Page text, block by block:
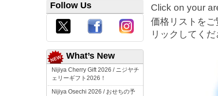
Follow Us
What’s New
Nijiya Cherry Gift 2026 / ニジヤチ
ェリーギフト 2026！
Nijiya Osechi 2026 / おせちの予
Click on your
価格リストを
リックしてく